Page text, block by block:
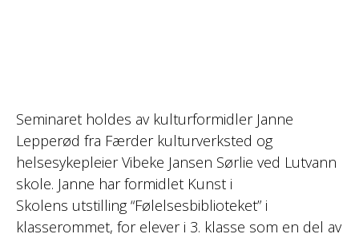
Seminaret holdes av kulturformidler Janne
Lepperød fra Færder kulturverksted og
helsesykepleier Vibeke Jansen Sørlie ved Lutvann
skole. Janne har formidlet Kunst i
Skolens utstilling “Følelsesbiblioteket” i
klasserommet, for elever i 3. klasse som en del av